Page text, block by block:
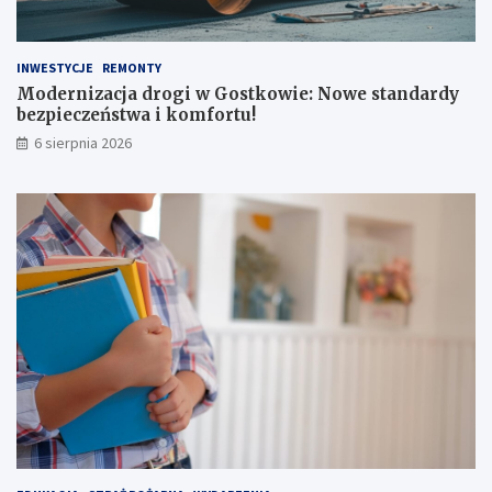
INWESTYCJE REMONTY
Modernizacja drogi w Gostkowie: Nowe standardy
bezpieczeństwa i komfortu!
6 sierpnia 2026